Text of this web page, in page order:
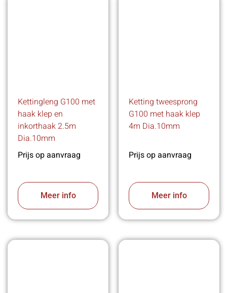
Kettingleng G100 met
haak klep en
inkorthaak 2.5m
Dia.10mm
Prijs op aanvraag
Meer info
Ketting tweesprong
G100 met haak klep
4m Dia.10mm
Prijs op aanvraag
Meer info